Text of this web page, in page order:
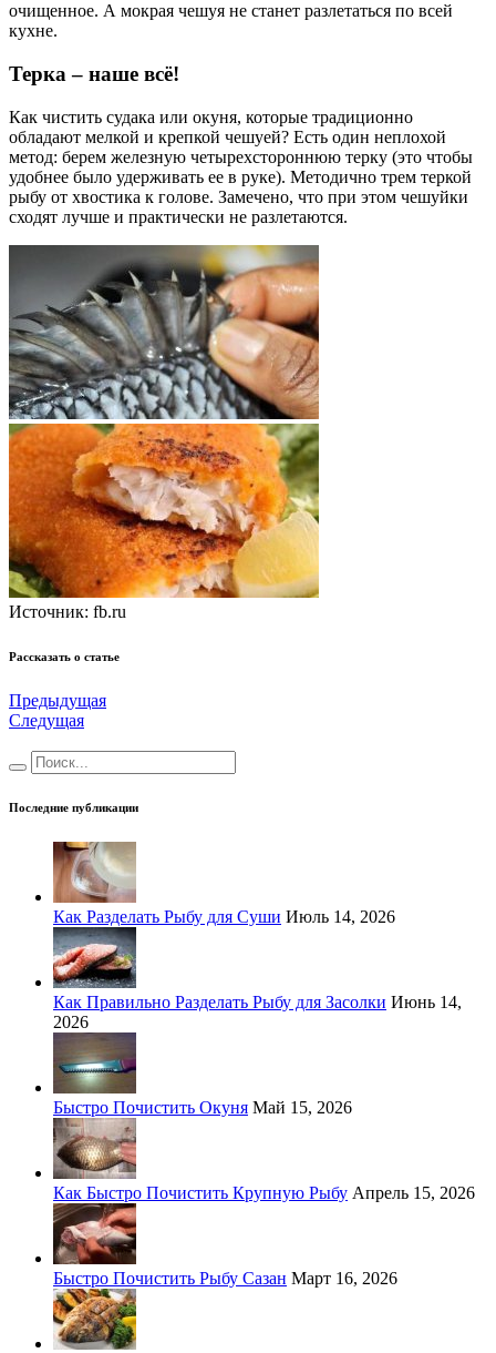
очищенное. А мокрая чешуя не станет разлетаться по всей
кухне.
Терка – наше всё!
Как чистить судака или окуня, которые традиционно
обладают мелкой и крепкой чешуей? Есть один неплохой
метод: берем железную четырехстороннюю терку (это чтобы
удобнее было удерживать ее в руке). Методично трем теркой
рыбу от хвостика к голове. Замечено, что при этом чешуйки
сходят лучше и практически не разлетаются.
Источник: fb.ru
Рассказать о статье
Предыдущая
Следущая
Последние публикации
Как Разделать Рыбу для Суши Июль 14, 2026
Как Правильно Разделать Рыбу для Засолки Июнь 14,
2026
Быстро Почистить Окуня Май 15, 2026
Как Быстро Почистить Крупную Рыбу Апрель 15, 2026
Быстро Почистить Рыбу Сазан Март 16, 2026